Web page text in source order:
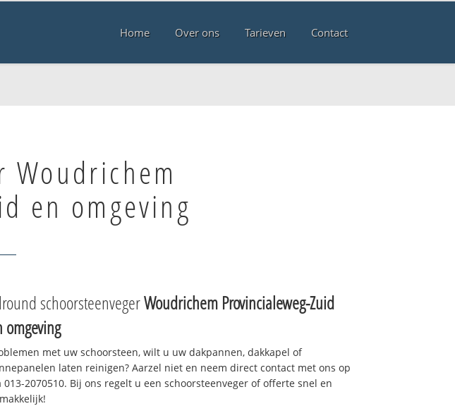
Home Over ons Tarieven Contact
Woudrichem
en omgeving
schoorsteenvegerWoudrichem Provincialeweg-Zuid
omgeving
met uw schoorsteen, wilt u uw dakpannen, dakkapel of
laten reinigen? Aarzel niet en neem direct contact met ons op
013-2070510. Bij ons regelt u een schoorsteenveger of offerte snel en